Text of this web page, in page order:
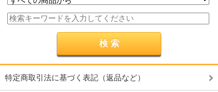
特定商取引法に基づく表記（返品など）